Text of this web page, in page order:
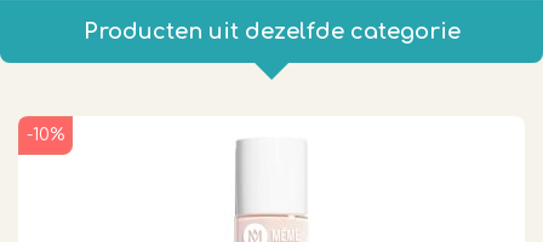
Producten uit dezelfde categorie
-10%